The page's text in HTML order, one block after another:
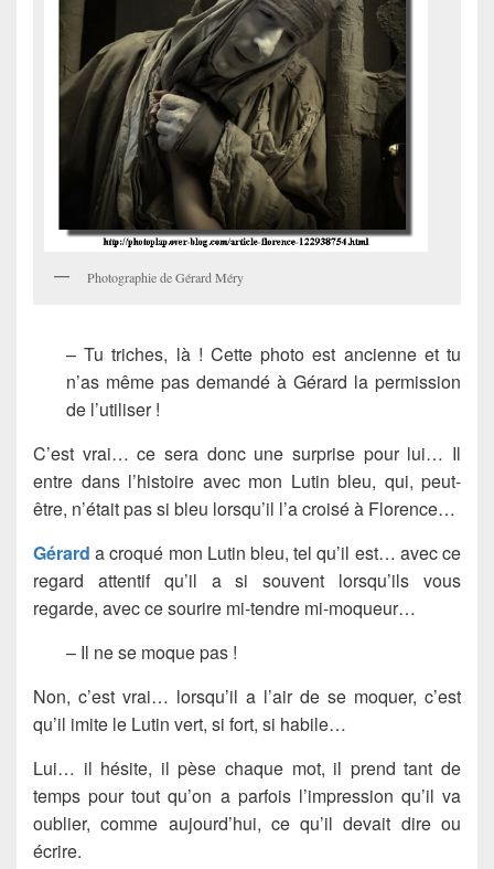
Photographie de Gérard Méry
– Tu triches, là ! Cette photo est ancienne et tu
n’as même pas demandé à Gérard la permission
de l’utiliser !
C’est vrai… ce sera donc une surprise pour lui… Il
entre dans l’histoire avec mon Lutin bleu, qui, peut-
être, n’était pas si bleu lorsqu’il l’a croisé à Florence…
Gérard a croqué mon Lutin bleu, tel qu’il est… avec ce
regard attentif qu’il a si souvent lorsqu’ils vous
regarde, avec ce sourire mi-tendre mi-moqueur…
– Il ne se moque pas !
Non, c’est vrai… lorsqu’il a l’air de se moquer, c’est
qu’il imite le Lutin vert, si fort, si habile…
Lui… il hésite, il pèse chaque mot, il prend tant de
temps pour tout qu’on a parfois l’impression qu’il va
oublier, comme aujourd’hui, ce qu’il devait dire ou
écrire.